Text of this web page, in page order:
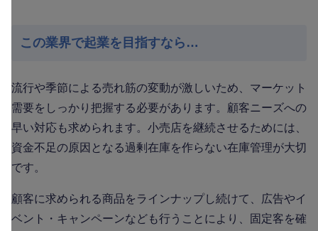
この業界で起業を目指すなら…
流行や季節による売れ筋の変動が激しいため、マーケット
需要をしっかり把握する必要があります。顧客ニーズへの
早い対応も求められます。小売店を継続させるためには、
資金不足の原因となる過剰在庫を作らない在庫管理が大切
です。
顧客に求められる商品をラインナップし続けて、広告やイ
ベント・キャンペーンなども行うことにより、固定客を確